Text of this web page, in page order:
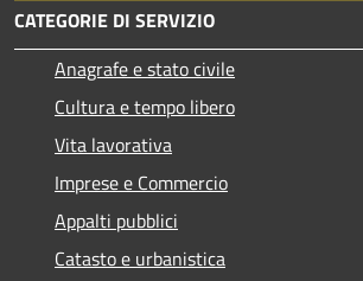
CATEGORIE DI SERVIZIO
Anagrafe e stato civile
Cultura e tempo libero
Vita lavorativa
Imprese e Commercio
Appalti pubblici
Catasto e urbanistica